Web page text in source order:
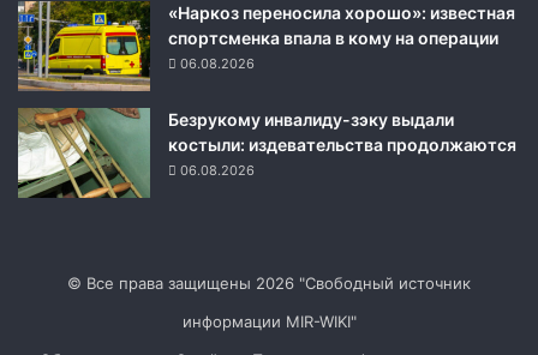
«Наркоз переносила хорошо»: известная
спортсменка впала в кому на операции
06.08.2026
Безрукому инвалиду-зэку выдали
костыли: издевательства продолжаются
06.08.2026
© Все права защищены 2026 "Свободный источник
информации MIR-WIKI"